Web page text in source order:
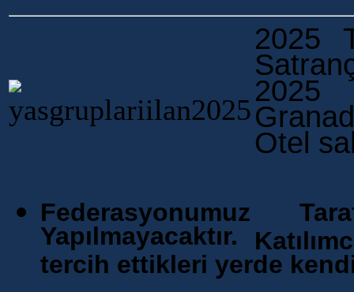
2025
2025
Otel
Federasyonumuz
Yapılmayacaktır.
tercih ettikleri yerde